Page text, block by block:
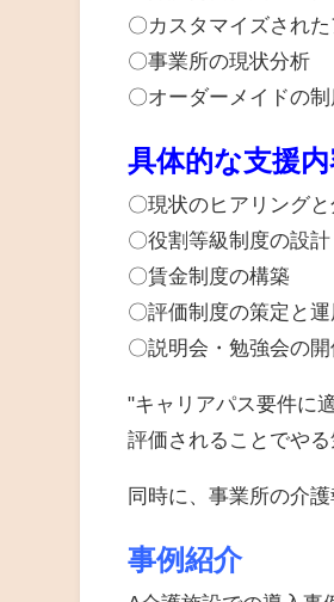
〇カスタマイズされ
〇事業所の現状分析
〇オーダーメイドの
具体的な支援
〇現状のヒアリング
〇役割等級制度の設計
〇賃金制度の構築
〇評価制度の策定と運
〇説明会・勉強会の開
"キャリアパス要件に
評価されることでや
同時に、事業所の介
事例紹介